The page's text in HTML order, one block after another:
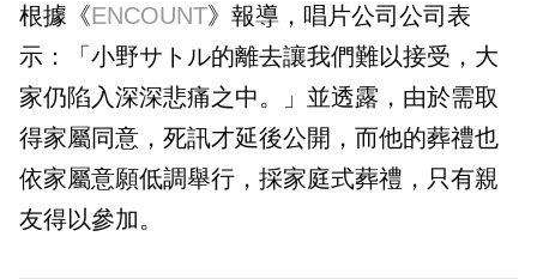
根據《ENCOUNT》報導，唱片公司公司表
示：「小野サトル的離去讓我們難以接受，大
家仍陷入深深悲痛之中。」並透露，由於需取
得家屬同意，死訊才延後公開，而他的葬禮也
依家屬意願低調舉行，採家庭式葬禮，只有親
友得以參加。